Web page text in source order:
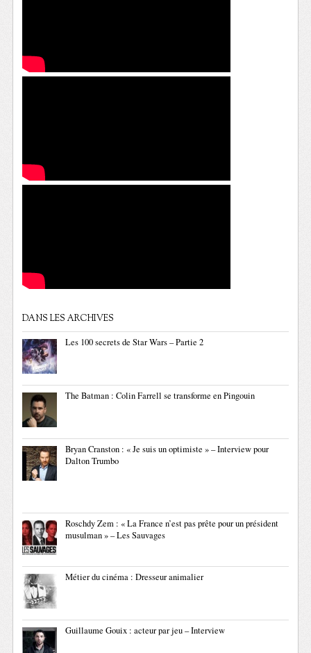
DANS LES ARCHIVES
Les 100 secrets de Star Wars – Partie 2
The Batman : Colin Farrell se transforme en Pingouin
Bryan Cranston : « Je suis un optimiste » – Interview pour
Dalton Trumbo
Roschdy Zem : « La France n’est pas prête pour un président
musulman » – Les Sauvages
Métier du cinéma : Dresseur animalier
Guillaume Gouix : acteur par jeu – Interview